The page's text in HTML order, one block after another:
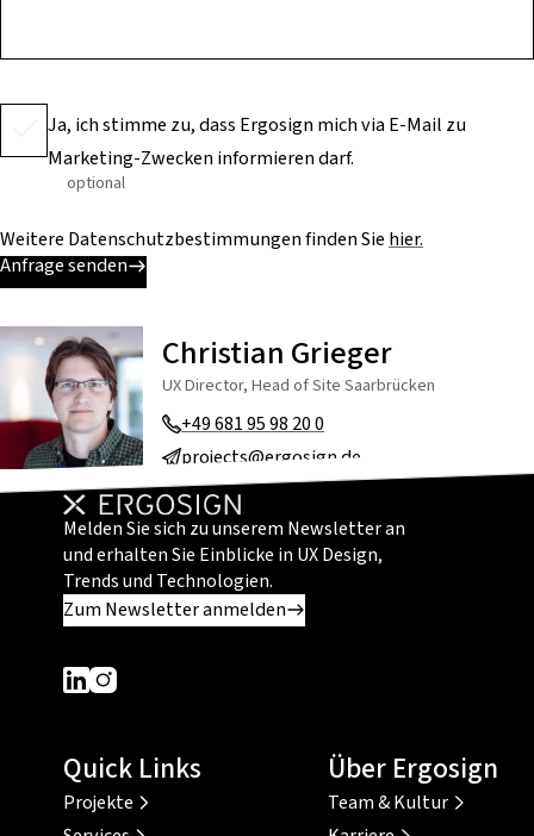
Ja, ich stimme zu, dass Ergosign mich via E-Mail zu
Marketing-Zwecken informieren darf.
optional
Weitere Datenschutzbestimmungen finden Sie hier.
Anfrage senden
Christian Grieger
UX Director, Head of Site Saarbrücken
+49 681 95 98 20 0
projects@ergosign.de
Melden Sie sich zu unserem Newsletter an
und erhalten Sie Einblicke in UX Design,
Trends und Technologien.
Zum Newsletter anmelden
Dieser Link führt zu einer externen Seite
Dieser Link führt zu einer externen Seite
Quick Links
Projekte
Über Ergosign
Team & Kultur